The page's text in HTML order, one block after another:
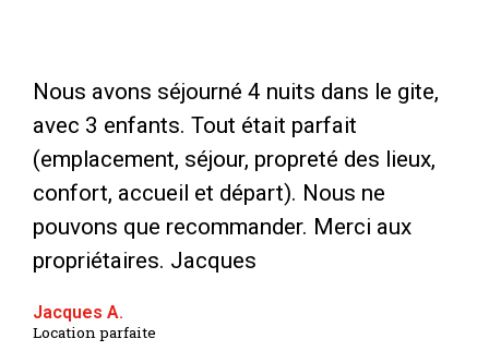
Nous avons séjourné 4 nuits dans le gite,
avec 3 enfants. Tout était parfait
(emplacement, séjour, propreté des lieux,
confort, accueil et départ). Nous ne
pouvons que recommander. Merci aux
propriétaires. Jacques
Jacques A.
Location parfaite